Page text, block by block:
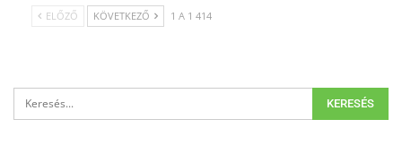
ELŐZŐ KÖVETKEZŐ 1 A 1 414